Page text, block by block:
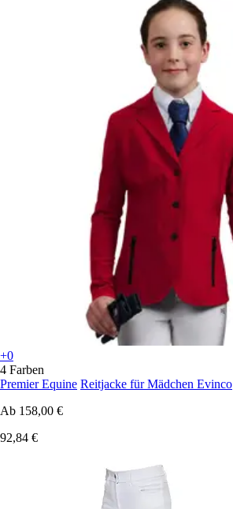
+0
4 Farben
Premier Equine Reitjacke für Mädchen Evinco
Ab 158,00 €
92,84 €